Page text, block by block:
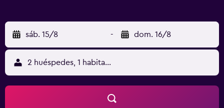
sáb. 15/8 - dom. 16/8
2 huéspedes, 1 habitación